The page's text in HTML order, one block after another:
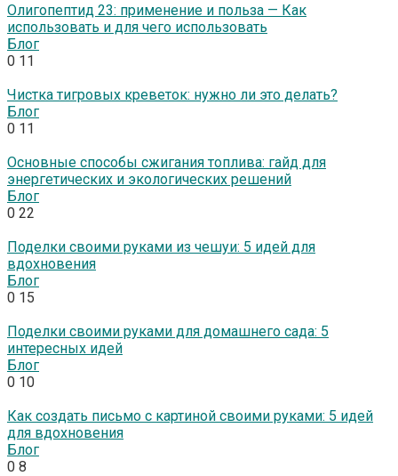
Олигопептид 23: применение и польза — Как
использовать и для чего использовать
Блог
0 11
Чистка тигровых креветок: нужно ли это делать?
Блог
0 11
Основные способы сжигания топлива: гайд для
энергетических и экологических решений
Блог
0 22
Поделки своими руками из чешуи: 5 идей для
вдохновения
Блог
0 15
Поделки своими руками для домашнего сада: 5
интересных идей
Блог
0 10
Как создать письмо с картиной своими руками: 5 идей
для вдохновения
Блог
0 8